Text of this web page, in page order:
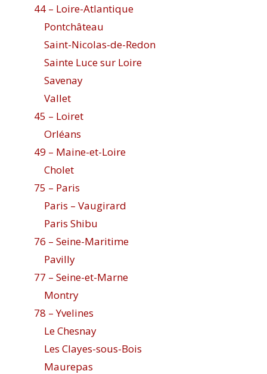
44 – Loire-Atlantique
Pontchâteau
Saint-Nicolas-de-Redon
Sainte Luce sur Loire
Savenay
Vallet
45 – Loiret
Orléans
49 – Maine-et-Loire
Cholet
75 – Paris
Paris – Vaugirard
Paris Shibu
76 – Seine-Maritime
Pavilly
77 – Seine-et-Marne
Montry
78 – Yvelines
Le Chesnay
Les Clayes-sous-Bois
Maurepas